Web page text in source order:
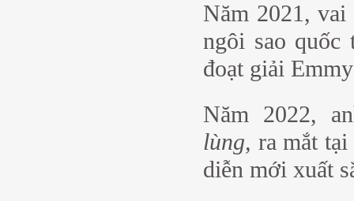
Năm 2021,
ngôi sao quốc
đoạt giải
Năm 2022,
lùng, ra mắt
diễn mới xuất